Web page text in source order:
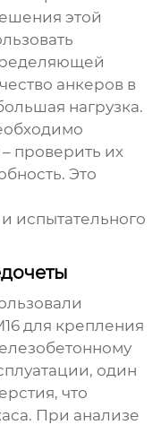
этой
анкеров в
нагрузка.
проверить их
Это
испытательного
для крепления
один
что
При анализе